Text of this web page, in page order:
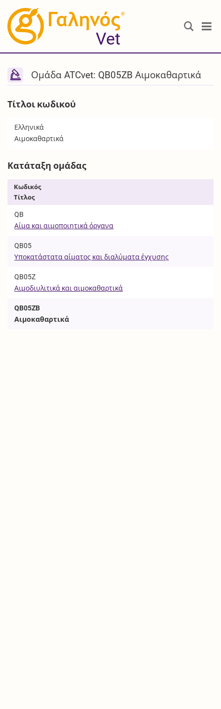
®
Vet
Ομάδα ATCvet: QB05ZB Αιμοκαθαρτικά
Τίτλοι κωδικού
Ελληνικά
Αιμοκαθαρτικά
Κατάταξη ομάδας
Κωδικός
Τίτλος
QB
Αίμα και αιμοποιητικά όργανα
QB05
Υποκατάστατα αίματος και διαλύματα έγχυσης
QB05Z
Αιμοδιυλιτικά και αιμοκαθαρτικά
QB05ZB
Αιμοκαθαρτικά